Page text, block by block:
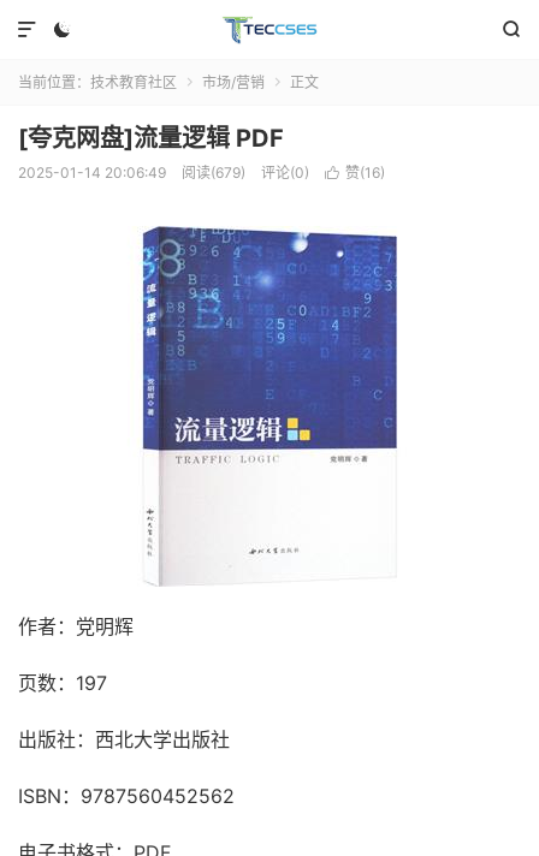
 

当前位置： 技术教育社区  市场/营销  正文
[夸克网盘]流量逻辑 PDF
2025-01-14 20:06:49 阅读(679) 评论(0)  赞(16)
作者：党明辉
页数：197
出版社：西北大学出版社
ISBN：9787560452562